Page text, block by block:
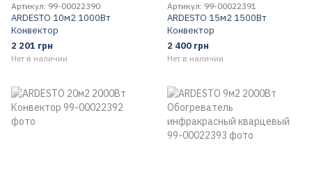
Артикул: 99-00022390
ARDESTO 10м2 1000Вт
Конвектор
2 201 грн
Нет в наличии
Артикул: 99-00022391
ARDESTO 15м2 1500Вт
Конвектор
2 400 грн
Нет в наличии